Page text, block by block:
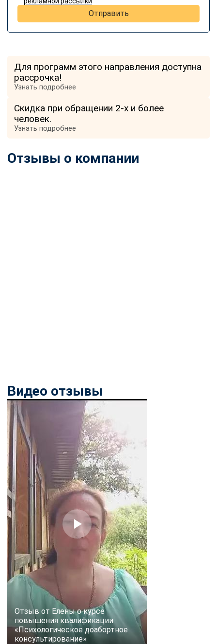
Отправить
Для программ этого направления доступна
рассрочка!
Узнать подробнее
Скидка при обращении 2-х и более
человек.
Узнать подробнее
Отзывы о компании
Видео отзывы
Отзыв от Елены о курсе
повышения квалификации
«Психологическое доабортное
консультирование»